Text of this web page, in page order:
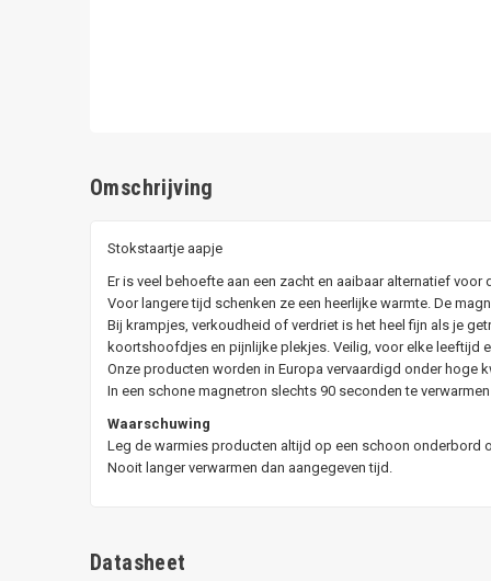
Omschrijving
Stokstaartje aapje
Er is veel behoefte aan een zacht en aaibaar alternatief
Voor langere tijd schenken ze een heerlijke warmte. De
Bij krampjes, verkoudheid of verdriet is het heel fijn als je
koortshoofdjes en pijnlijke plekjes. Veilig, voor elke leeftijd
Onze producten worden in Europa vervaardigd onder hoge
In een schone magnetron slechts 90 seconden te
Waarschuwing
Leg de warmies producten altijd op een schoon onderbord
Nooit langer verwarmen dan aangegeven tijd.
Datasheet